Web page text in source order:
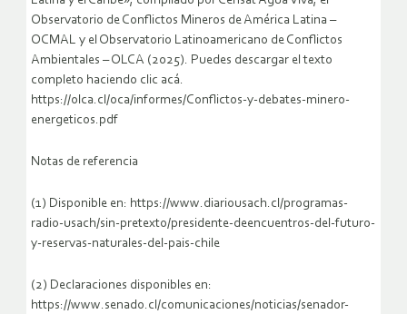
Observatorio de Conflictos Mineros de América Latina –
OCMAL y el Observatorio Latinoamericano de Conflictos
Ambientales – OLCA (2025). Puedes descargar el texto
completo haciendo clic acá.
https://olca.cl/oca/informes/Conflictos-y-debates-minero-
energeticos.pdf
Notas de referencia
(1) Disponible en: https://www.diariousach.cl/programas-
radio-usach/sin-pretexto/presidente-deencuentros-del-futuro-
y-reservas-naturales-del-pais-chile
(2) Declaraciones disponibles en:
https://www.senado.cl/comunicaciones/noticias/senador-